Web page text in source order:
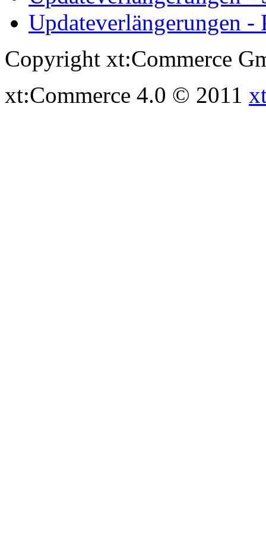
Updateverlängerungen -
Copyright xt:Commerce
xt:Commerce 4.0 © 2011